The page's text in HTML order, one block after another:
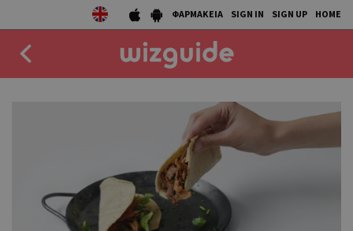
ΦΑΡΜΑΚΕΙΑ SIGN IN SIGN UP HOME
AGENDA